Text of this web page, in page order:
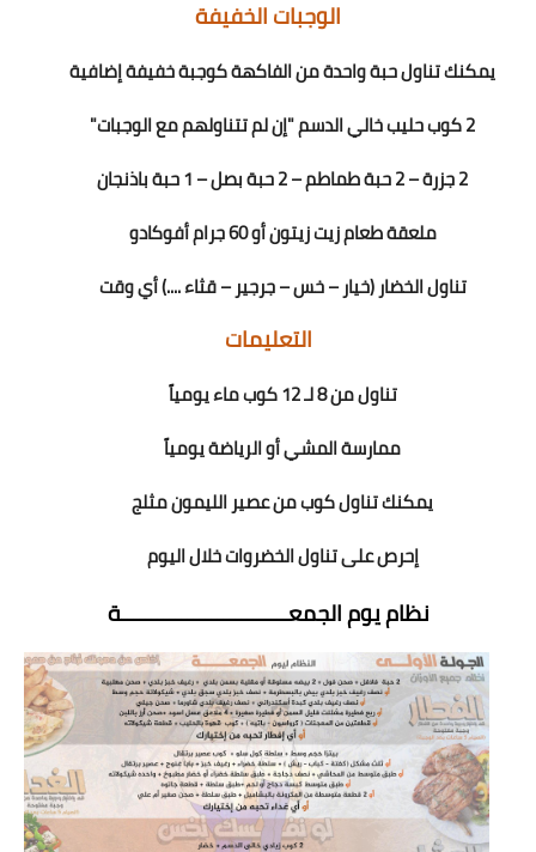
الوجبات الخفيفة
يمكنك تناول حبة واحدة من الفاكهة كوجبة خفيفة إضافية
2 كوب حليب خالي الدسم "إن لم تتناولهم مع الوجبات"
2 جزرة – 2 حبة طماطم – 2 حبة بصل – 1 حبة باذنجان
ملعقة طعام زيت زيتون أو 60 جرام أفوكادو
تناول الخضار (خيار – خس – جرجير – قثاء ....) أي وقت
التعليمات
تناول من 8 لـ 12 كوب ماء يومياً
ممارسة المشي أو الرياضة يومياً
يمكنك تناول كوب من عصير الليمون مثلج
إحرص على تناول الخضروات خلال اليوم
نظام يوم الجمعــــــــــــــــــــــــــــة